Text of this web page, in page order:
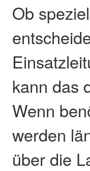
Ob
kann das
Wenn
werden
über die